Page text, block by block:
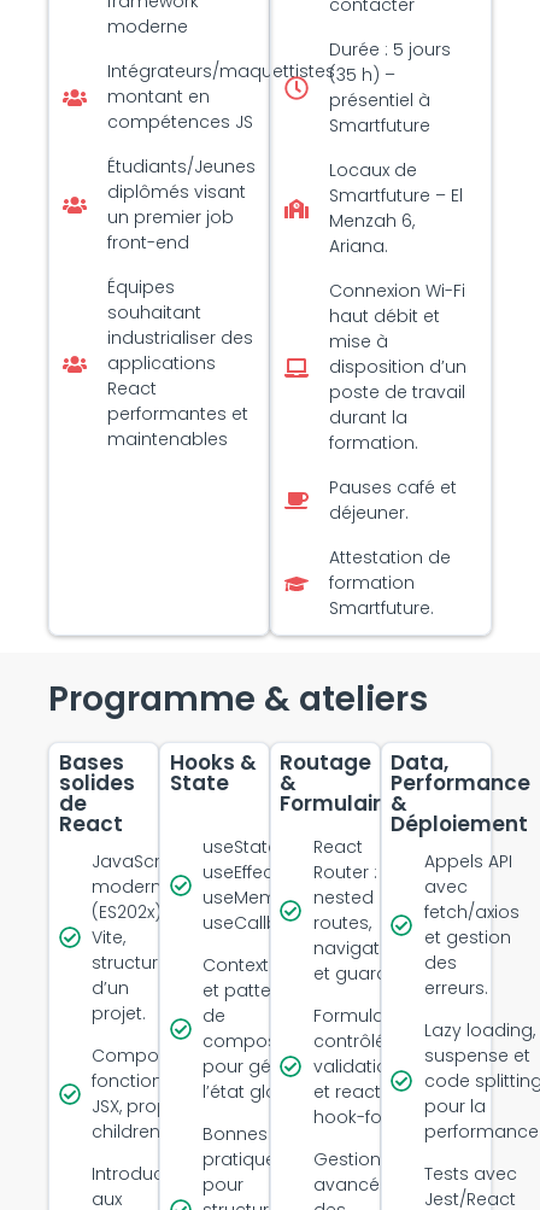
moderne
Intégrateurs/maquettistes
montant en
compétences JS
Étudiants/Jeunes
diplômés visant
un premier job
front-end
Équipes
souhaitant
industrialiser des
applications
React
performantes et
maintenables
contacter
Durée : 5 jours
(35 h) –
présentiel à
Smartfuture
Locaux de
Smartfuture – El
Menzah 6,
Ariana.
Connexion Wi-Fi
haut débit et
mise à
disposition d’un
poste de travail
durant la
formation.
Pauses café et
déjeuner.
Attestation de
formation
Smartfuture.
Programme & ateliers
Bases
solides
de
React
JavaScript
moderne
(ES202x),
Vite,
structure
d’un
projet.
Composants
fonctionnels,
JSX, props et
children.
Introduction
aux
Hooks &
State
useState,
useEffect,
useMemo,
useCallback.
Context API
et patterns
de
composition
pour gérer
l’état global.
Bonnes
pratiques
pour
Routage
&
Formulaires
React
Router :
nested
routes,
navigation
et guards.
Formulaires
contrôlés,
validations
et react-
hook-form.
Gestion
avancée
Data,
Performance
&
Déploiement
Appels API
avec
fetch/axios
et gestion
des
erreurs.
Lazy loading,
suspense et
code
pour la
Tests avec
Jest/React